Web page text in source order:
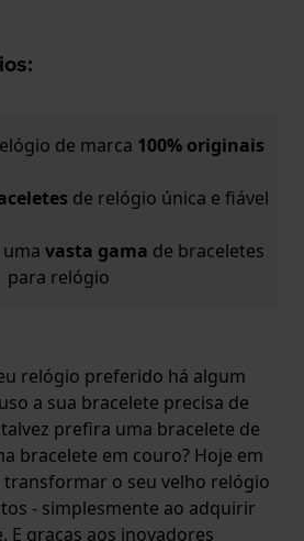
de marca 100% originais
de relógio única e fiável
vasta gama de braceletes
para relógio
relógio preferido há algum
a sua bracelete precisa de
prefira uma bracelete de
bracelete em couro? Hoje em
o seu velho relógio
- simplesmente ao adquirir
E graças aos inovadores